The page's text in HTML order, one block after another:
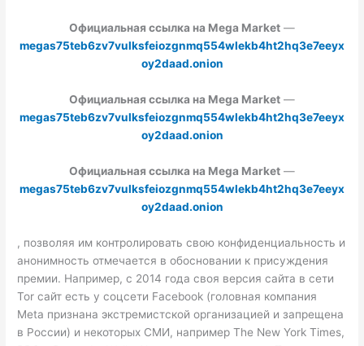
Официальная ссылка на Mega Market —
megas75teb6zv7vulksfeiozgnmq554wlekb4ht2hq3e7eeyx
oy2daad.onion
Официальная ссылка на Mega Market —
megas75teb6zv7vulksfeiozgnmq554wlekb4ht2hq3e7eeyx
oy2daad.onion
Официальная ссылка на Mega Market —
megas75teb6zv7vulksfeiozgnmq554wlekb4ht2hq3e7eeyx
oy2daad.onion
, позволяя им контролировать свою конфиденциальность и
анонимность отмечается в обосновании к присуждения
премии. Например, с 2014 года своя версия сайта в сети
Tor сайт есть у соцсети Facebook (головная компания
Meta признана экстремистской организацией и запрещена
в России) и некоторых СМИ, например The New York Times,